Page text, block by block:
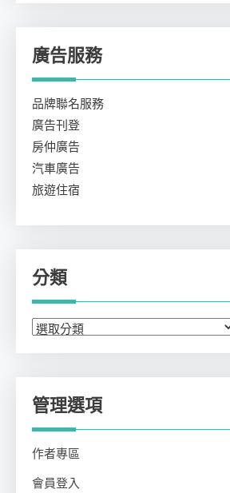
廣告服務
品牌聯名服務
廣告刊登
房仲廣告
汽車廣告
旅遊住宿
分類
分
管理選項
作者專區
會員登入